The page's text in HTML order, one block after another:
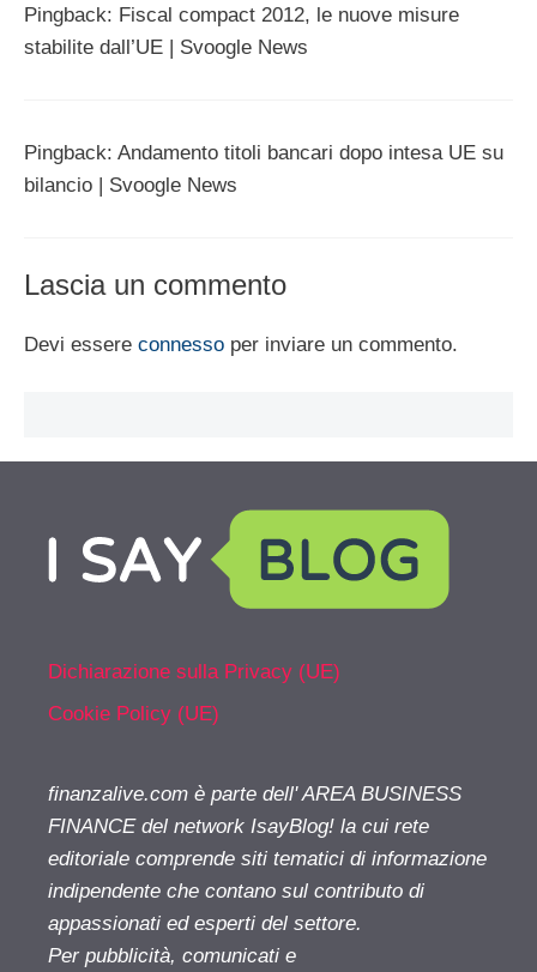
Pingback: Fiscal compact 2012, le nuove misure
stabilite dall’UE | Svoogle News
Pingback: Andamento titoli bancari dopo intesa UE su
bilancio | Svoogle News
Lascia un commento
Devi essere connesso per inviare un commento.
Dichiarazione sulla Privacy (UE)
Cookie Policy (UE)
finanzalive.com è parte dell' AREA BUSINESS
FINANCE del network IsayBlog! la cui rete
editoriale comprende siti tematici di informazione
indipendente che contano sul contributo di
appassionati ed esperti del settore.
Per pubblicità, comunicati e